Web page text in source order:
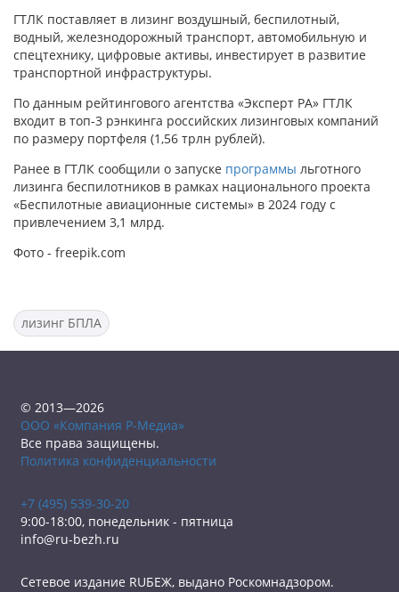
ГТЛК поставляет в лизинг воздушный, беспилотный,
водный, железнодорожный транспорт, автомобильную и
спецтехнику, цифровые активы, инвестирует в развитие
транспортной инфраструктуры.
По данным рейтингового агентства «Эксперт РА» ГТЛК
входит в топ-3 рэнкинга российских лизинговых компаний
по размеру портфеля (1,56 трлн рублей).
Ранее в ГТЛК сообщили о запуске программы льготного
лизинга беспилотников в рамках национального проекта
«Беспилотные авиационные системы» в 2024 году с
привлечением 3,1 млрд.
Фото - freepik.com
лизинг БПЛА
© 2013—2026
ООО «Компания Р-Медиа»
Все права защищены.
Политика конфиденциальности
+7 (495) 539-30-20
9:00-18:00, понедельник - пятница
info@ru-bezh.ru
Сетевое издание RUБЕЖ, выдано Роскомнадзором.